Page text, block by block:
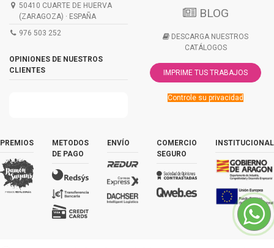
50410 CUARTE DE HUERVA
(ZARAGOZA) · ESPAÑA
976 503 252
OPINIONES DE NUESTROS
CLIENTES
BLOG
DESCARGA NUESTROS
CATÁLOGOS
IMPRIME TUS TRABAJOS
Controle su privacidad
PREMIOS
METODOS
DE PAGO
ENVÍO
COMERCIO
SEGURO
INSTITUCIONAL